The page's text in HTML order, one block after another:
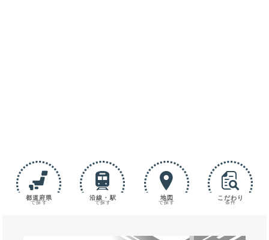
都道府県
で探す
沿線・駅
で探す
地図
で探す
こだわり
条件